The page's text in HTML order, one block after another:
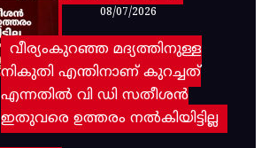
വീര്യംകുറഞ്ഞ മദ്യത്തിനുള്ള
നികുതി എന്തിനാണ് കുറച്ചത്
എന്നതിൽ വി ഡി സതീശൻ
ഇതുവരെ ഉത്തരം നൽകിയിട്ടില്ല
08/07/2026